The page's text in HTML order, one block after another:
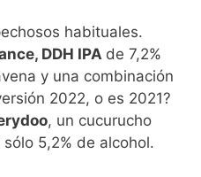
habituales.
DDH IPA de 7,2%
y una combinación
2022, o es 2021?
, un cucurucho
5,2% de alcohol.